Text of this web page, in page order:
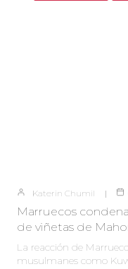
Katerin Chumil
Marruecos
de viñetas de
La reacción de
musulmanes como